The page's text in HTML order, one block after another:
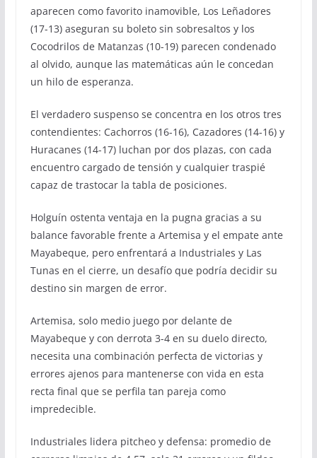
aparecen como favorito inamovible, Los Leñadores
(17-13) aseguran su boleto sin sobresaltos y los
Cocodrilos de Matanzas (10-19) parecen condenado
al olvido, aunque las matemáticas aún le concedan
un hilo de esperanza.
El verdadero suspenso se concentra en los otros tres
contendientes: Cachorros (16-16), Cazadores (14-16) y
Huracanes (14-17) luchan por dos plazas, con cada
encuentro cargado de tensión y cualquier traspié
capaz de trastocar la tabla de posiciones.
Holguín ostenta ventaja en la pugna gracias a su
balance favorable frente a Artemisa y el empate ante
Mayabeque, pero enfrentará a Industriales y Las
Tunas en el cierre, un desafío que podría decidir su
destino sin margen de error.
Artemisa, solo medio juego por delante de
Mayabeque y con derrota 3-4 en su duelo directo,
necesita una combinación perfecta de victorias y
errores ajenos para mantenerse con vida en esta
recta final que se perfila tan pareja como
impredecible.
Industriales lidera pitcheo y defensa: promedio de